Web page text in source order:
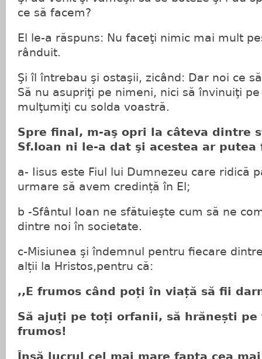
ce să facem?
El le-a răspuns: Nu faceţi nimic mai mult
rânduit.
Şi îl întrebau şi ostaşii, zicând: Dar noi ce
Să nu asupriţi pe nimeni, nici să învinuiţi
mulţumiţi cu solda voastră.
Spre final, m-aş opri la câteva dintre
Sf.Ioan ni le-a dat şi acestea ar putea
a- Iisus este Fiul lui Dumnezeu care ridică
urmare să avem credință în El;
b -Sfântul Ioan ne sfătuieşte cum să ne
dintre noi în societate.
c-Misiunea şi îndemnul pentru fiecare
alții la Hristos,pentru că:
,,E frumos când poți în viață să fii
Să ajuți pe toți orfanii, să hrănești
frumos!
Însă lucrul cel mai mare fapta cea